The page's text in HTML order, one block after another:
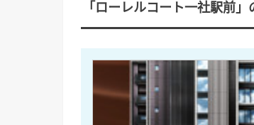
「ローレルコート一社駅前